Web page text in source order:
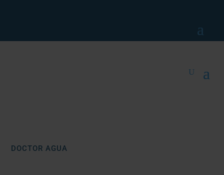
DOCTOR AGUA